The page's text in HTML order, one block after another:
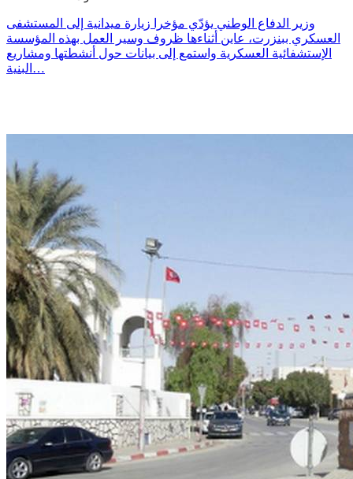
وزير الدفاع الوطني يؤدّي مؤخرا زيارة ميدانية إلى المستشفى
العسكري ببنزرت، عاين أثناءها ظروف وسير العمل بهذه المؤسسة
الإستشفائية العسكرية واستمع إلى بيانات حول أنشطتها ومشاريع
البنية…